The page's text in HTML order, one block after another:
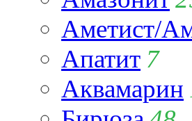
Аметист/
Апатит 7
Аквамарин